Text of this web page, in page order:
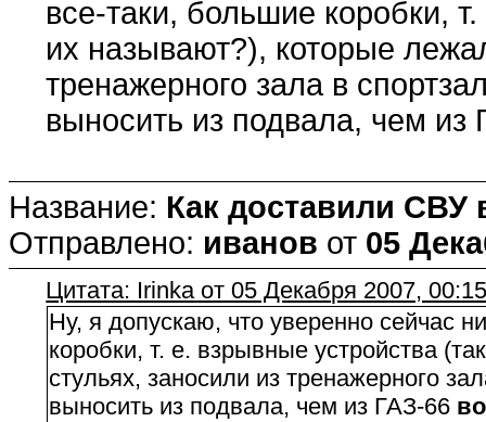
все-таки, большие коробки,
их называют?), которые
тренажерного зала в
выносить из подвала, чем
Название: Как доставили СВУ
Отправлено: иванов от 05
Цитата: Irinka от 05 Декабря 2007,
Ну, я допускаю, что уверенно сейчас
коробки, т. е. взрывные устройства
стульях, заносили из тренажерного
выносить из подвала, чем из ГАЗ-66